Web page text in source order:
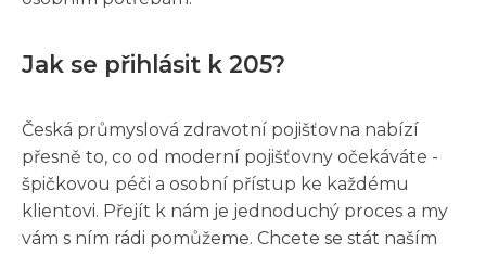
Jak se přihlásit k 205?
Česká průmyslová zdravotní pojišťovna nabízí
přesně to, co od moderní pojišťovny očekáváte -
špičkovou péči a osobní přístup ke každému
klientovi. Přejít k nám je jednoduchý proces a my
vám s ním rádi pomůžeme. Chcete se stát naším